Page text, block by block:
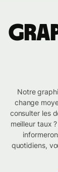
Notre
change
consulter les
meilleur taux
quotidiens,